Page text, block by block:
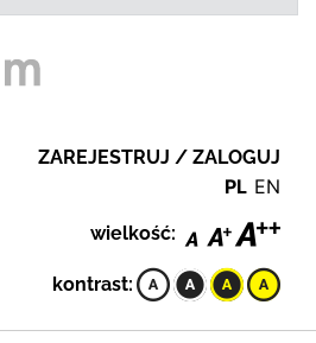
ZAREJESTRUJ / ZALOGUJ
PL EN
wielkość:
kontrast: